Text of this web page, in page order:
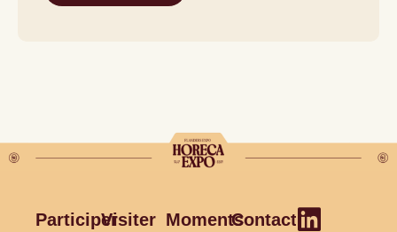
ParticiperVisiter MomentsContact